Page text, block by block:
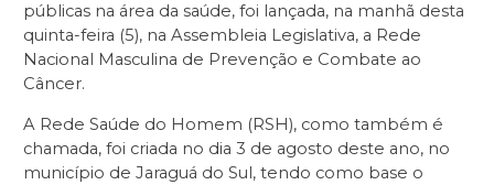
públicas na área da saúde, foi lançada, na manhã desta
quinta-feira (5), na Assembleia Legislativa, a Rede
Nacional Masculina de Prevenção e Combate ao
Câncer.
A Rede Saúde do Homem (RSH), como também é
chamada, foi criada no dia 3 de agosto deste ano, no
município de Jaraguá do Sul, tendo como base o